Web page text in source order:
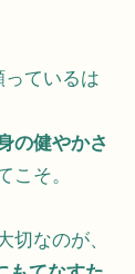
ているは
の健やかさ
こそ。
切なのが、